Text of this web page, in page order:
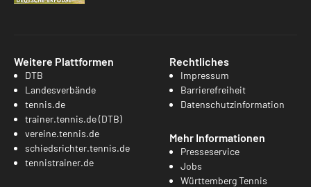
Weitere Plattformen
DTB
Landesverbände
tennis.de
trainer.tennis.de (DTB)
vereine.tennis.de
schiedsrichter.tennis.de
tennistrainer.de
Rechtliches
Impressum
Barrierefreiheit
Datenschutzinformation
Mehr Informationen
Presseservice
Jobs
Württemberg Tennis